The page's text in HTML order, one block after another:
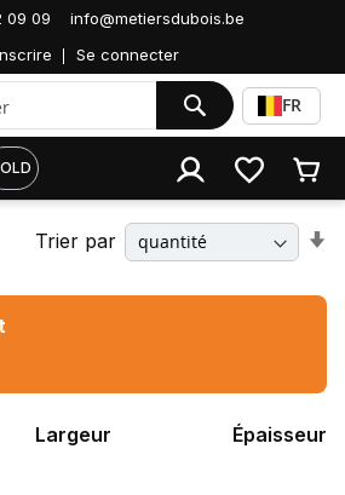
09 09
info@metiersdubois.be
Se connecter
ChercherFR
Jardin
Exotique
Trier par
Largeur Épaisseur